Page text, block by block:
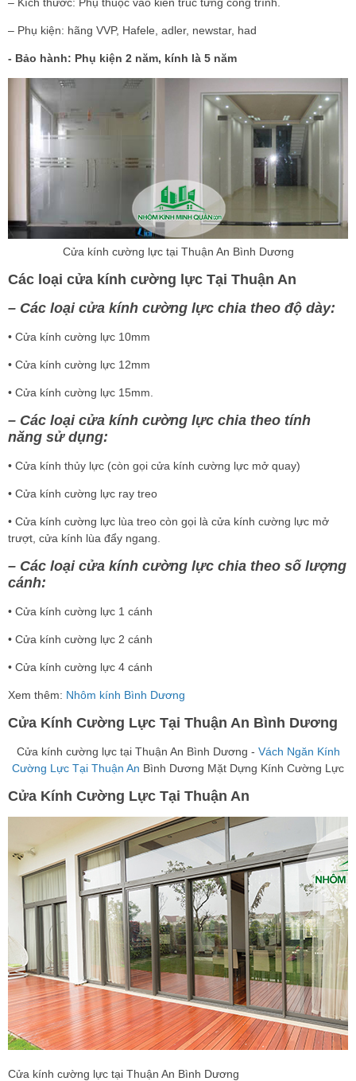
– Phụ kiện: hãng VVP, Hafele, adler, newstar, had
- Bảo hành: Phụ kiện 2 năm, kính là 5 năm
Cửa kính cường lực tại Thuận An Bình Dương
Các loại cửa kính cường lực Tại Thuận An
– Các loại cửa kính cường lực chia theo độ dày:
• Cửa kính cường lực 10mm
• Cửa kính cường lực 12mm
• Cửa kính cường lực 15mm.
– Các loại cửa kính cường lực chia theo tính
năng sử dụng:
• Cửa kính thủy lực (còn gọi cửa kính cường lực mở quay)
• Cửa kính cường lực ray treo
• Cửa kính cường lực lùa treo còn gọi là cửa kính cường lực mở
trượt, cửa kính lùa đẩy ngang.
– Các loại cửa kính cường lực chia theo số lượng
cánh:
• Cửa kính cường lực 1 cánh
• Cửa kính cường lực 2 cánh
• Cửa kính cường lực 4 cánh
Xem thêm: Nhôm kính Bình Dương
Cửa Kính Cường Lực Tại Thuận An Bình Dương
Cửa kính cường lực tại Thuận An Bình Dương - Vách Ngăn Kính
Cường Lực Tại Thuận An Bình Dương Mặt Dựng Kính Cường Lực
Cửa Kính Cường Lực Tại Thuận An
Cửa kính cường lực tại Thuận An Bình Dương